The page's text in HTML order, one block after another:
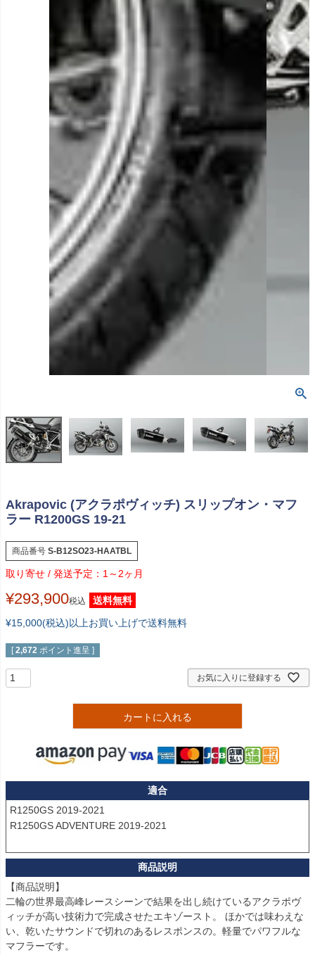
Akrapovic (アクラポヴィッチ) スリップオン・マフ
ラー R1200GS 19-21
商品番号 S-B12SO23-HAATBL
1～2ヶ月
¥293,900税込
送料無料
¥15,000(税込)以上お買い上げで送料無料
[ 2,672 ポイント進呈 ]
お気に入りに登録する
カートに入れる
適合
R1250GS 2019-2021
R1250GS ADVENTURE 2019-2021
【商品説明】
二輪の世界最高峰レースシーンで結果を出し続けているアクラポヴ
ィッチが高い技術力で完成させたエキゾースト。 ほかでは味わえな
い、乾いたサウンドで切れのあるレスポンスの。軽量でパワフルな
マフラーです。